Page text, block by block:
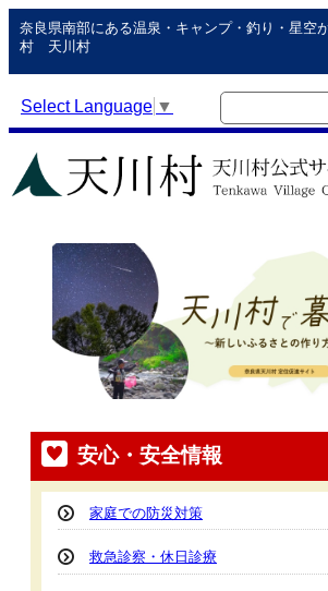
奈良県南部にある温泉・キャンプ・釣り・星空
村 天川村
Select Language ▼
安心・安全情報
家庭での防災対策
救急診察・休日診療